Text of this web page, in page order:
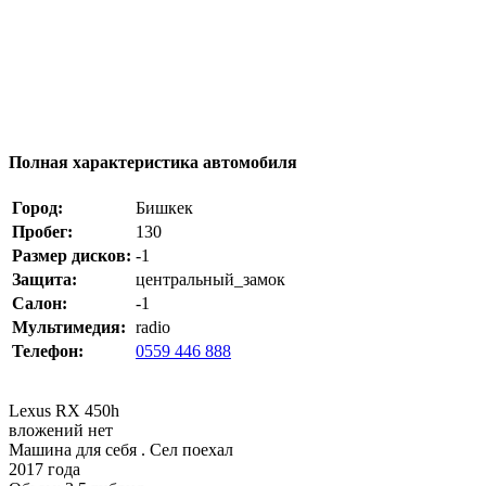
Полная характеристика автомобиля
Город:
Бишкек
Пробег:
130
Размер дисков: -1
Защита:
центральный_замок
Салон:
-1
Мультимедия: radio
Телефон:
0559 446 888
Lexus RX 450h
вложений нет
Машина для себя . Сел поехал
2017 года